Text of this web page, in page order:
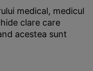
medical, medicul
clare care
acestea sunt